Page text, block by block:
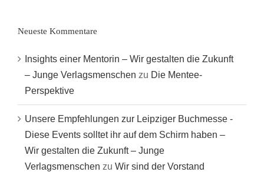
Neueste Kommentare
Insights einer Mentorin – Wir gestalten die Zukunft
– Junge Verlagsmenschen zu Die Mentee-
Perspektive
Unsere Empfehlungen zur Leipziger Buchmesse -
Diese Events solltet ihr auf dem Schirm haben –
Wir gestalten die Zukunft – Junge
Verlagsmenschen zu Wir sind der Vorstand